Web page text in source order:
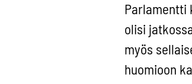
Parlamentti
olisi
myös
huomioon